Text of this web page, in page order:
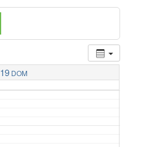
19 DOM